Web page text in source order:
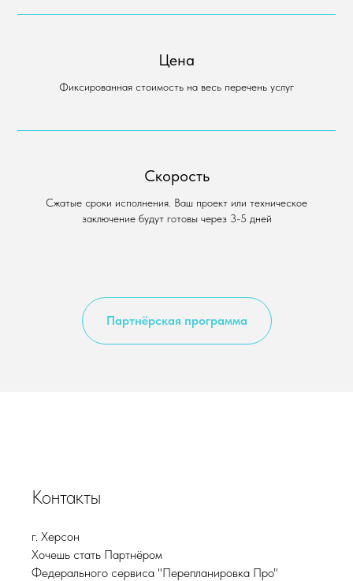
Цена
Фиксированная стоимость на весь перечень услуг
Скорость
Сжатые сроки исполнения. Ваш проект или техническое
заключение будут готовы через 3-5 дней
Партнёрская программа
Контакты
г. Херсон
Хочешь стать Партнёром
Федерального сервиса "Перепланировка Про"